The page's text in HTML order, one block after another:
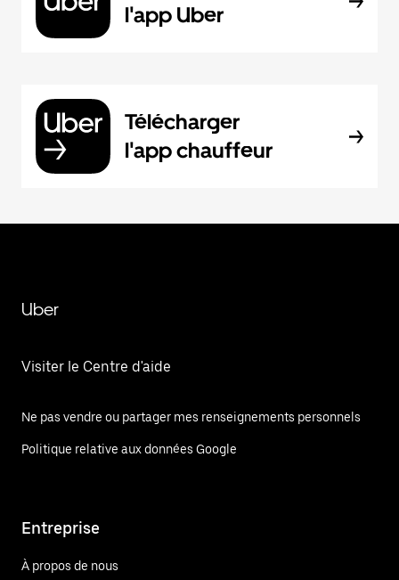
l'app Uber
Télécharger
l'app chauffeur
Uber
Visiter le Centre d'aide
Ne pas vendre ou partager mes renseignements personnels
Politique relative aux données Google
Entreprise
À propos de nous